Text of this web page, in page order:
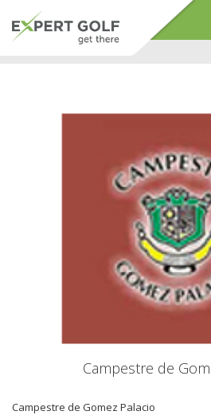
Campestre de
Campestre de Gomez Palacio